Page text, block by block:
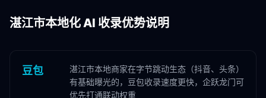
湛江市本地化 AI 收录优势说明
豆包
湛江市本地商家在字节跳动生态（抖音、头条）
有基础曝光的，豆包收录速度更快，企跃龙门可
优先打通联动权重